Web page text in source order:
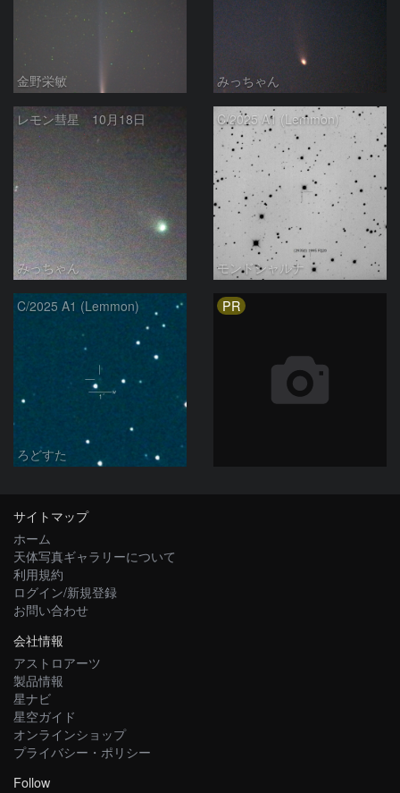
金野栄敏 みっちゃん
レモン彗星 10月18日
みっちゃん
C/2025 A1 (Lemmon)
モンドシャルナ
C/2025 A1 (Lemmon)
ろどすた
PR
サイトマップ
ホーム
天体写真ギャラリーについて
利用規約
ログイン/新規登録
お問い合わせ
会社情報
アストロアーツ
製品情報
星ナビ
星空ガイド
オンラインショップ
プライバシー・ポリシー
Follow